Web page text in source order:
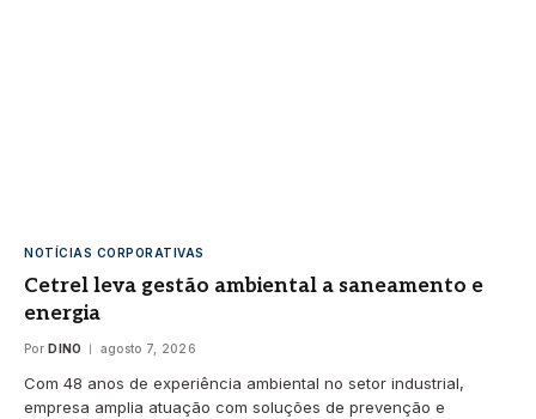
NOTÍCIAS CORPORATIVAS
Cetrel leva gestão ambiental a saneamento e
energia
Por DINO agosto 7, 2026
Com 48 anos de experiência ambiental no setor industrial,
empresa amplia atuação com soluções de prevenção e